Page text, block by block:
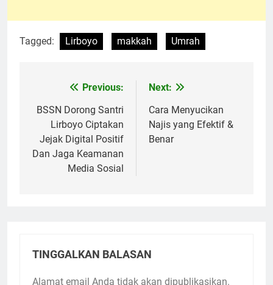
Tagged: Lirboyo makkah Umrah
Navigasi
pos
Previous:
BSSN Dorong Santri
Lirboyo Ciptakan
Jejak Digital Positif
Dan Jaga Keamanan
Media Sosial
Next:
Cara Menyucikan
Najis yang Efektif &
Benar
TINGGALKAN BALASAN
Alamat email Anda tidak akan dipublikasikan.